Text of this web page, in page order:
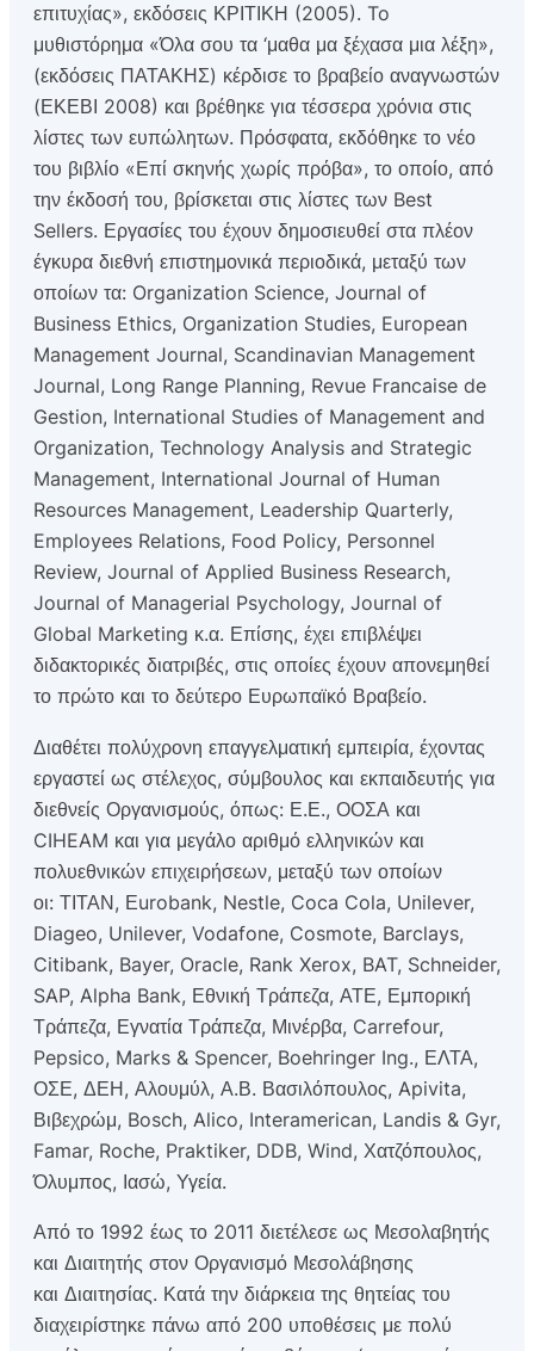
επιτυχίας», εκδόσεις ΚΡΙΤΙΚΗ (2005). To
μυθιστόρημα «Όλα σου τα ‘μαθα μα ξέχασα μια λέξη»,
(εκδόσεις ΠΑΤΑΚΗΣ) κέρδισε το βραβείο αναγνωστών
(ΕΚΕΒΙ 2008) και βρέθηκε για τέσσερα χρόνια στις
λίστες των ευπώλητων. Πρόσφατα, εκδόθηκε το νέο
του βιβλίο «Επί σκηνής χωρίς πρόβα», το οποίο, από
την έκδοσή του, βρίσκεται στις λίστες των Best
Sellers. Εργασίες του έχουν δημοσιευθεί στα πλέον
έγκυρα διεθνή επιστημονικά περιοδικά, μεταξύ των
οποίων τα: Organization Science, Journal of
Business Ethics, Organization Studies, European
Management Journal, Scandinavian Management
Journal, Long Range Planning, Revue Francaise de
Gestion, International Studies of Management and
Organization, Technology Analysis and Strategic
Management, International Journal of Human
Resources Management, Leadership Quarterly,
Employees Relations, Food Policy, Personnel
Review, Journal of Applied Business Research,
Journal of Managerial Psychology, Journal of
Global Marketing κ.α. Επίσης, έχει επιβλέψει
διδακτορικές διατριβές, στις οποίες έχουν απονεμηθεί
το πρώτο και το δεύτερο Ευρωπαϊκό Βραβείο.
Διαθέτει πολύχρονη επαγγελματική εμπειρία, έχοντας
εργαστεί ως στέλεχος, σύμβουλος και εκπαιδευτής για
διεθνείς Οργανισμούς, όπως: Ε.Ε., ΟΟΣΑ και
CIHEAM και για μεγάλο αριθμό ελληνικών και
πολυεθνικών επιχειρήσεων, μεταξύ των οποίων
οι: ΤΙΤΑΝ, Εurobank, Nestle, Coca Cola, Unilever,
Diageo, Unilever, Vodafone, Cosmote, Barclays,
Citibank, Bayer, Oracle, Rank Xerox, BAT, Schneider,
SAP, Alpha Bank, Εθνική Τράπεζα, ΑΤΕ, Εμπορική
Τράπεζα, Εγνατία Τράπεζα, Μινέρβα, Carrefour,
Pepsico, Marks & Spencer, Boehringer Ing., ΕΛΤΑ,
ΟΣΕ, ΔΕΗ, Αλουμύλ, Α.Β. Βασιλόπουλος, Apivita,
Βιβεχρώμ, Bosch, Alico, Interamerican, Landis & Gyr,
Famar, Roche, Praktiker, DDB, Wind, Χατζόπουλος,
Όλυμπος, Ιασώ, Υγεία.
Από το 1992 έως το 2011 διετέλεσε ως Μεσολαβητής
και Διαιτητής στον Οργανισμό Μεσολάβησης
και Διαιτησίας. Κατά την διάρκεια της θητείας του
διαχειρίστηκε πάνω από 200 υποθέσεις με πολύ